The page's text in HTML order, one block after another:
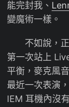
能完封我、
變魔術一樣。
不如說，正
第一次站上
平衡，麥克風
最近一次表演
IEM 耳機內沒